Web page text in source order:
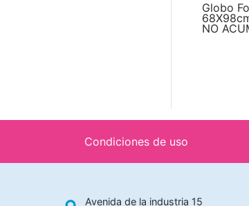
Globo
NO
Condiciones de uso
Avenida de la industria 15